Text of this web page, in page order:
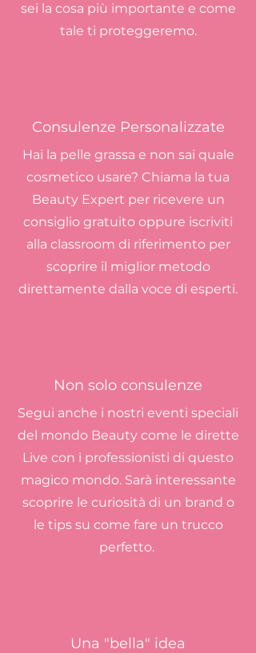
sei la cosa più importante e come
tale ti proteggeremo.
Consulenze Personalizzate
Hai la pelle grassa e non sai quale
cosmetico usare? Chiama la tua
Beauty Expert per ricevere un
consiglio gratuito oppure iscriviti
alla classroom di riferimento per
scoprire il miglior metodo
direttamente dalla voce di esperti.
Non solo consulenze
Segui anche i nostri eventi speciali
del mondo Beauty come le dirette
Live con i professionisti di questo
magico mondo. Sarà interessante
scoprire le curiosità di un brand o
le tips su come fare un trucco
perfetto.
Una "bella" idea